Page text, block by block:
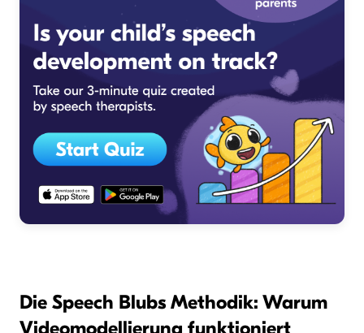
Die Speech Blubs Methodik: Warum
Videomodellierung funktioniert